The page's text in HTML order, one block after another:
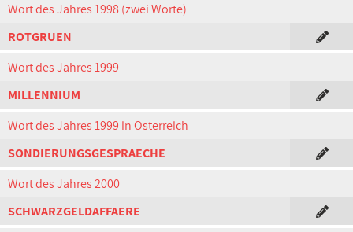
Wort des Jahres 1998 (zwei Worte)
ROTGRUEN
Wort des Jahres 1999
MILLENNIUM
Wort des Jahres 1999 in Österreich
SONDIERUNGSGESPRAECHE
Wort des Jahres 2000
SCHWARZGELDAFFAERE